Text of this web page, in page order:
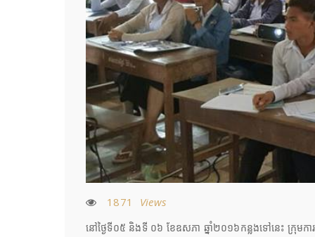
1871 Views
នៅថ្ងៃទី០៥ និងទី ០៦ ខែឧសភា ឆ្នាំ២០១៦កន្លងទៅនេះ ក្រុមក